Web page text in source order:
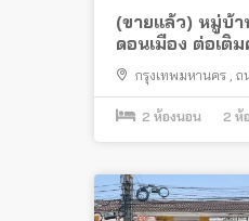
(ขายแล้ว) หมู่บ้า
ดอนเมือง ต่อเติ
กรุงเทพมหานคร , ถ
ดอนเมือง
2 ห้องนอน 2 ห้